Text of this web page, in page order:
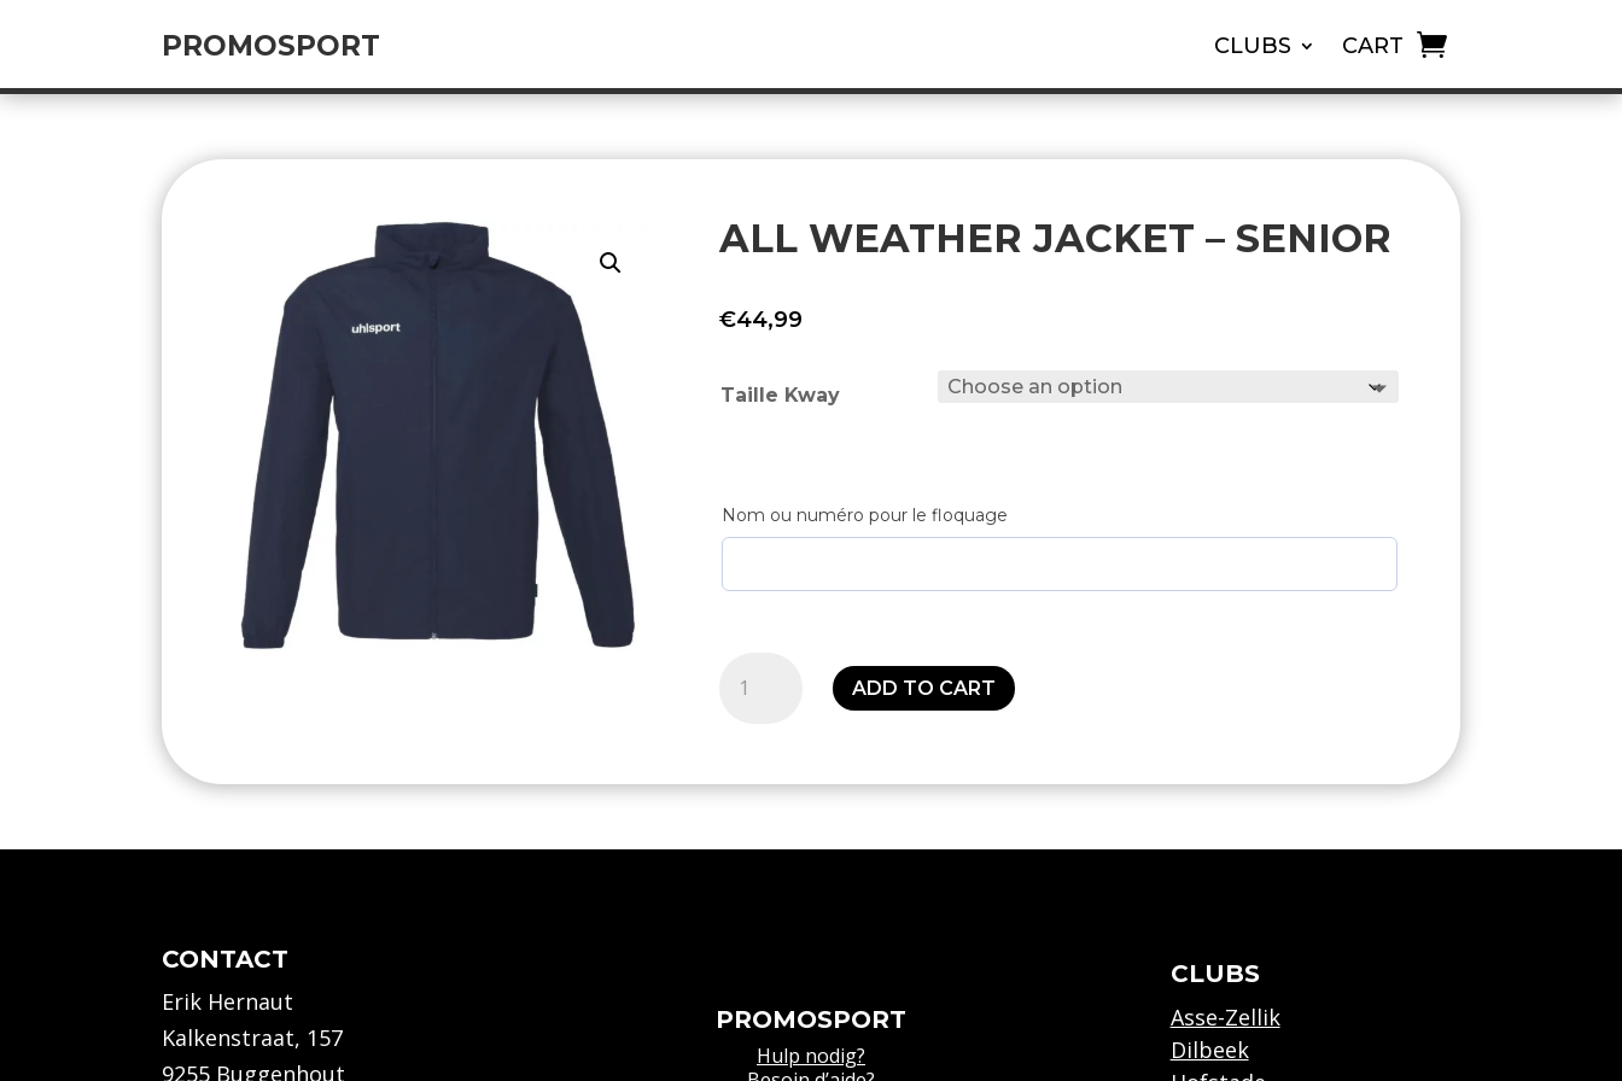
PROMOSPORT CLUBS CART
ALL WEATHER JACKET – SENIOR
€44,99
Taille Kway
Nom ou numéro pour le floquage
quantity
ADD TO CART
CONTACT
Erik Hernaut
Kalkenstraat, 157
9255 Buggenhout
PROMOSPORT
Hulp nodig?
CLUBS
Asse-Zellik
Dilbeek